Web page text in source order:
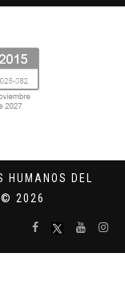
HUMANOS DEL
© 2026